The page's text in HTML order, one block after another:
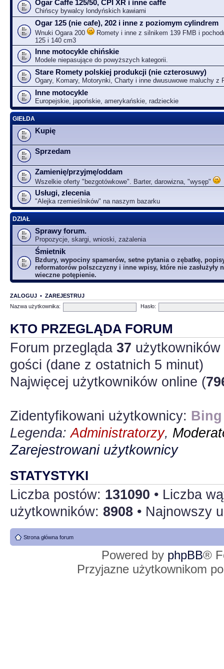
Ogar Caffe 125/50, CPI XR i inne caffe
Chińscy bywalcy londyńskich kawiarni
Ogar 125 (nie cafe), 202 i inne z poziomym cylindrem
Wnuki Ogara 200
Romety i inne z silnikem 139 FMB i
125 i 140 cm3
Inne motocykle chińskie
Modele niepasujące do powyższych kategorii.
Stare Romety polskiej produkcji (nie czterosuwy)
Ogary, Komary, Motorynki, Charty i inne dwusuwowe maluchy z
Inne motocykle
Europejskie, japońskie, amerykańskie, radzieckie
GIEŁDA
Kupię
Sprzedam
Zamienię/przyjmę/oddam
Wszelkie oferty "bezgotówkowe". Barter, darowizna, "wysęp"
Usługi, zlecenia
"Alejka rzemieślników" na naszym bazarku
DZIAŁ
Sprawy forum.
Propozycje, skargi, wnioski, zażalenia
Śmietnik
Bzdury, wypociny spamerów, setne pytania o zębatkę,
reformatorów polszczyzny i inne wpisy, które nie zasłużyły
wieczne potępienie.
ZALOGUJ • ZAREJESTRUJ
Nazwa użytkownika:
Hasło:
KTO PRZEGLĄDA FORUM
Forum przegląda 37
gości (dane z ostatnich 5 minut)
Najwięcej użytkowników online (
Zidentyfikowani użytkownicy:
Legenda:Administratorzy,
Zarejestrowani użytkownicy
STATYSTYKI
Liczba postów: 131090 • Liczba
użytkowników: 8908 • Najnowszy
Strona główna forum
Powered by phpBB®
Przyjazne użytkownikom